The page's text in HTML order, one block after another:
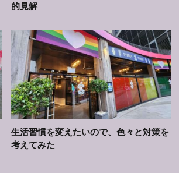
的見解
生活習慣を変えたいので、色々と対策を
考えてみた